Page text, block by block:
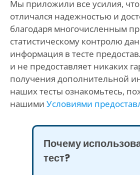
Мы приложили все усилия,
отличался надежностью и
благодаря многочисленным
статистическому контролю
информация в тесте
и не предоставляет никаких
получения дополнительной
наших тесты ознакомьтесь,
нашими Условиями
Почему
тест?